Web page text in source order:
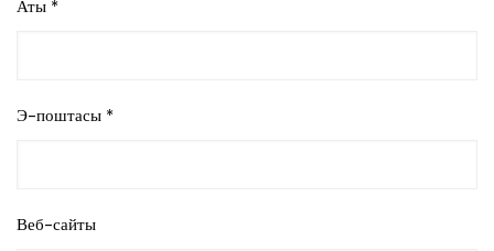
Аты *
Э-поштасы *
Веб-сайты